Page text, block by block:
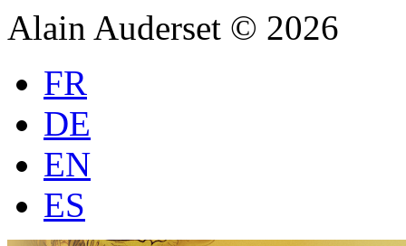
Alain Auderset © 2026
FR
DE
EN
ES